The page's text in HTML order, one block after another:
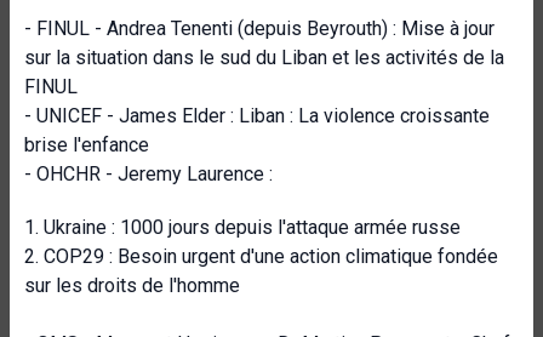
- FINUL - Andrea Tenenti (depuis Beyrouth) : Mise à jour
sur la situation dans le sud du Liban et les activités de la
FINUL
- UNICEF - James Elder : Liban : La violence croissante
brise l'enfance
- OHCHR - Jeremy Laurence :
1. Ukraine : 1000 jours depuis l'attaque armée russe
2. COP29 : Besoin urgent d'une action climatique fondée
sur les droits de l'homme